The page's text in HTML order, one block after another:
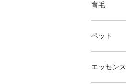
育毛
ペット
エッセンス